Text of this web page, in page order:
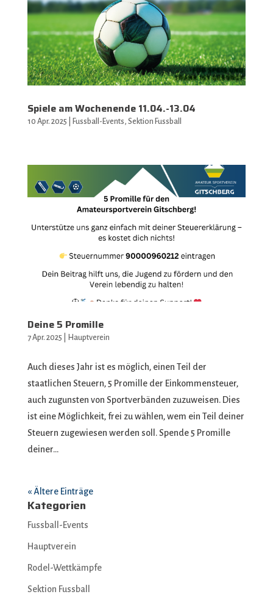
Spiele am Wochenende 11.04.-13.04
10 Apr. 2025 Fussball-Events, Sektion Fussball
Deine 5 Promille
7 Apr. 2025 Hauptverein
Auch dieses Jahr ist es möglich, einen Teil der
staatlichen Steuern, 5 Promille der Einkommensteuer,
auch zugunsten von Sportverbänden zuzuweisen. Dies
ist eine Möglichkeit, frei zu wählen, wem ein Teil deiner
Steuern zugewiesen werden soll. Spende 5 Promille
deiner...
« Ältere Einträge
Kategorien
Fussball-Events
Hauptverein
Rodel-Wettkämpfe
Sektion Fussball